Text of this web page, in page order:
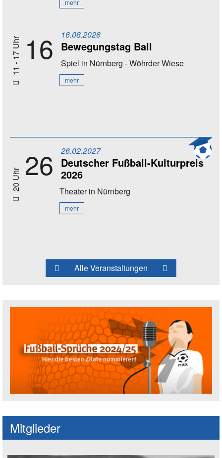
mehr
11 - 17 Uhr 16 16.08.2026
Bewegungstag Ball
Spiel in Nürnberg - Wöhrder Wiese
mehr
20 Uhr 26 26.02.2027
Deutscher Fußball-Kulturpreis
2026
Theaterin Nürnberg
mehr
Alle Veranstaltungen
Mitglieder